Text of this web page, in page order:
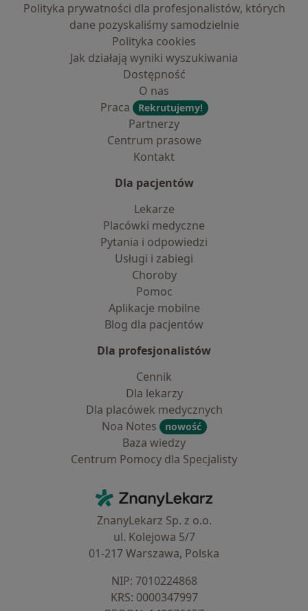
Polityka prywatności dla profesjonalistów, których
dane pozyskaliśmy samodzielnie
Polityka cookies
Jak działają wyniki wyszukiwania
Dostępność
O nas
Praca
Rekrutujemy!
Partnerzy
Centrum prasowe
Kontakt
Dla pacjentów
Lekarze
Placówki medyczne
Pytania i odpowiedzi
Usługi i zabiegi
Choroby
Pomoc
Aplikacje mobilne
Blog dla pacjentów
Dla profesjonalistów
Cennik
Dla lekarzy
Dla placówek medycznych
Noa Notes
nowość
Baza wiedzy
Centrum Pomocy dla Specjalisty
ZnanyLekarz - Strona główna
ZnanyLekarz Sp. z o.o.
ul. Kolejowa 5/7
01-217 Warszawa, Polska
NIP: ⁠7010224868
KRS: ⁠0000347997